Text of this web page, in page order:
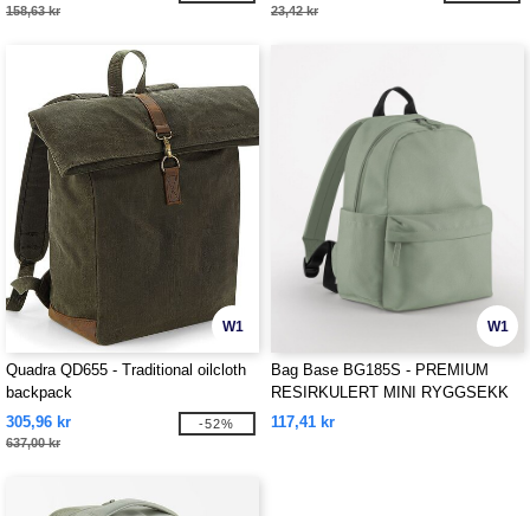
158,63 kr 23,42 kr
W1
Quadra QD655 - Traditional oilcloth
backpack
305,96 kr
637,00 kr
-52%
W1
Bag Base BG185S - PREMIUM
RESIRKULERT MINI RYGGSEKK
117,41 kr